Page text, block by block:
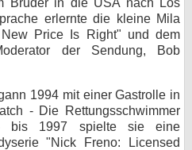
Bruder in die USA nach Los
erlernte die kleine Mila
Price Is Right" und dem
der Sendung, Bob
1994 mit einer Gastrolle in
- Die Rettungsschwimmer
bis 1997 spielte sie eine
"Nick Freno: Licensed
Facebook